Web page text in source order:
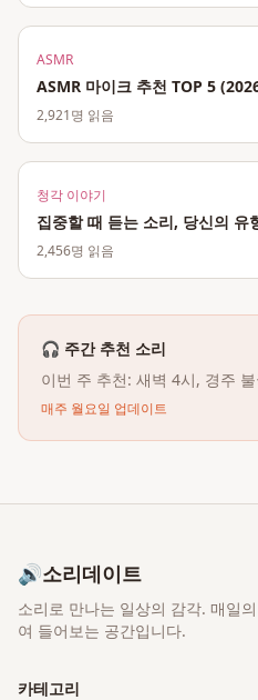
ASMR
ASMR 마이크 추천 TOP 5
2,921명 읽음
청각 이야기
집중할 때 듣는 소리, 당신의 유
2,456명 읽음
🎧 주간 추천 소리
이번 주 추천: 새벽 4시, 경주
매주 월요일 업데이트
🔊소리데이트
소리로 만나는 일상의 감각. 매일
여 들어보는 공간입니다.
카테고리